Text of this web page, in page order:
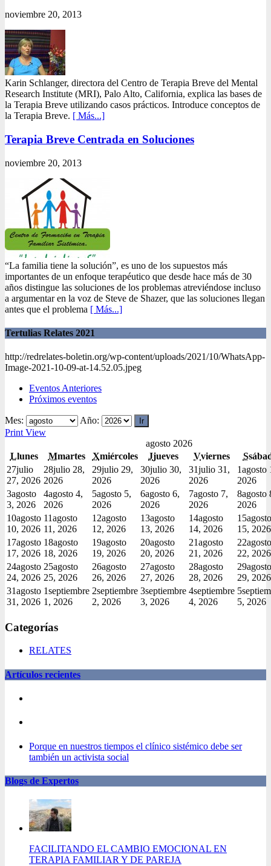
noviembre 20, 2013
Karin Schlanger, directora del Centro de Terapia Breve del Mental
Research Institute (MRI), Palo Alto, California, explica las bases de
la Terapia Breve utilizando casos prácticos. Introduce conceptos de
la Terapia Breve. [ Más...]
Terapia Breve Centrada en Soluciones
noviembre 20, 2013
“La familia tiene la solución”, es uno de los supuestos más
importantes de un enfoque terapéutico que desde hace más de 30
años distingue las soluciones de los problemas atreviéndose incluso
a argumentar en la voz de Steve de Shazer, que las soluciones llegan
antes que el problema [ Más...]
Tertulias Relates 2021
http://redrelates-boletin.org/wp-content/uploads/2021/10/WhatsApp-
Image-2021-10-09-at-14.52.05.jpeg
Eventos Anteriores
Próximos eventos
Mes:
Año:
Print View
agosto 2026
Llunes Mmartes Xmiércoles Jjueves Vviernes S
27julio
27, 2026
28julio 28,
2026
29julio 29,
2026
30julio 30,
2026
31julio 31,
2026
1agosto
2026
3agosto
3, 2026
4agosto 4,
2026
5agosto 5,
2026
6agosto 6,
2026
7agosto 7,
2026
8agosto
2026
10agosto
10, 2026
11agosto
11, 2026
12agosto
12, 2026
13agosto
13, 2026
14agosto
14, 2026
15agosto
15, 2026
17agosto
17, 2026
18agosto
18, 2026
19agosto
19, 2026
20agosto
20, 2026
21agosto
21, 2026
22agosto
22, 2026
24agosto
24, 2026
25agosto
25, 2026
26agosto
26, 2026
27agosto
27, 2026
28agosto
28, 2026
29agosto
29, 2026
31agosto
31, 2026
1septiembre
1, 2026
2septiembre
2, 2026
3septiembre
3, 2026
4septiembre
4, 2026
5
5, 2026
Categorías
RELATES
Artículos recientes
Porque en nuestros tiempos el clínico sistémico debe ser
también un activista social
Blogs de Expertos
FACILITANDO EL CAMBIO EMOCIONAL EN
TERAPIA FAMILIAR Y DE PAREJA